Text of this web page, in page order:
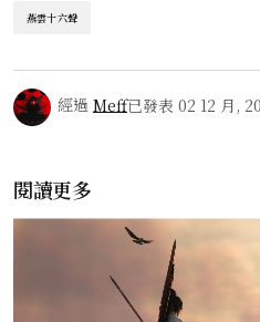
燕雲十六聲
經過 Meff已發表 02 12 月,
閱讀更多